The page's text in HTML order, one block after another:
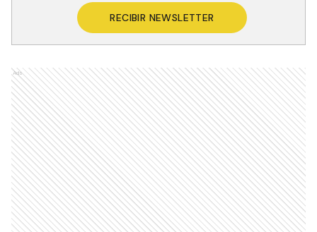
RECIBIR NEWSLETTER
Ads